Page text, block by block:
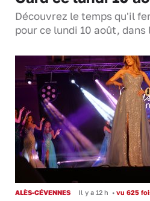
Découvrez le temps qu'il
pour ce lundi 10 août,
ALÈS-CÉVENNES Il y a 12 h • vu 625